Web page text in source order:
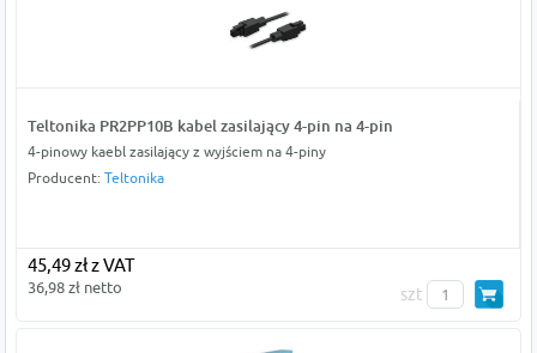
Teltonika PR2PP10B kabel zasilający 4-pin na 4-pin
4-pinowy kaebl zasilający z wyjściem na 4-piny
Producent: Teltonika
45,49 zł z VAT
36,98 zł netto szt